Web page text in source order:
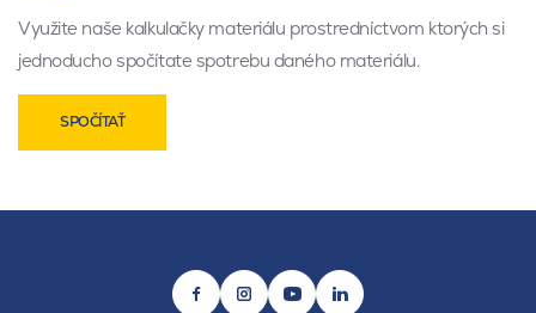
Využite naše kalkulačky materiálu prostredníctvom ktorých si
jednoducho spočítate spotrebu daného materiálu.
SPOČÍTAŤ